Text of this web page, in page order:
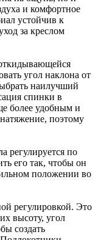
и комфортное
устойчив к
за креслом
угол наклона от
наилучший
спинки в
более удобным и
поэтому
регулируется по
его так, чтобы он
положении во
регулировкой. Это
высоту, угол
создать